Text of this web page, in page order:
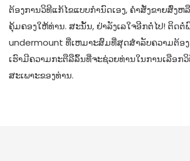
ຕ້ອງການວິທີແກ້ໄຂແບບກໍານົດເອງ, ຄໍາສັ່ງຂາຍສົ່ງ
ຄຸ້ມຄອງໃຫ້ທ່ານ. ສະນັ້ນ, ຢ່າລັງເລໃຈອີກຕໍ່ໄປ! ຕິດ
undermount ທີ່ເຫມາະສົມທີ່ສຸດສໍາລັບຄວາມຕ້ອ
ເຮົາມີຄວາມກະຕືລືລົ້ນທີ່ຈະຊ່ວຍທ່ານໃນການເລືອ
ສະເພາະຂອງທ່ານ.